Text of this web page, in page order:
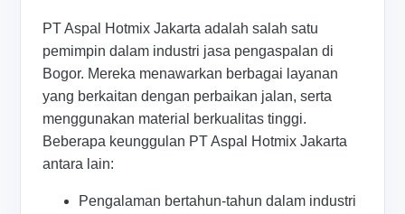
PT Aspal Hotmix Jakarta adalah salah satu
pemimpin dalam industri jasa pengaspalan di
Bogor. Mereka menawarkan berbagai layanan
yang berkaitan dengan perbaikan jalan, serta
menggunakan material berkualitas tinggi.
Beberapa keunggulan PT Aspal Hotmix Jakarta
antara lain:
Pengalaman bertahun-tahun dalam industri